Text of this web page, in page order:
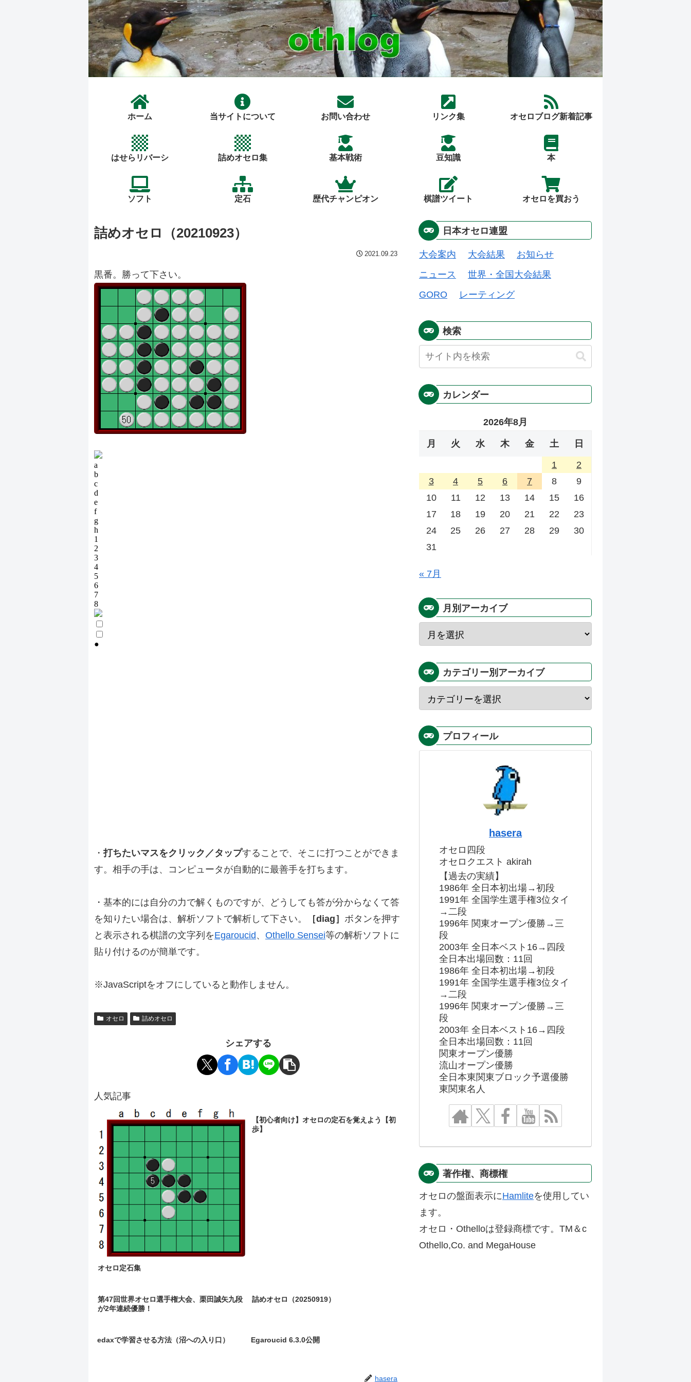
ホーム 当サイトについて お問い合わせ リンク集 オセロブログ新着記事
はせらリバーシ 詰めオセロ集 基本戦術 豆知識 本
ソフト 定石 歴代チャンピオン 棋譜ツイート オセロを買おう
詰めオセロ（20210923）
2021.09.23
黒番。勝って下さい。
・打ちたいマスをクリック／タップすることで、そこに打つことができま
す。相手の手は、コンピュータが自動的に最善手を打ちます。
・基本的には自分の力で解くものですが、どうしても答が分からなくて答
を知りたい場合は、解析ソフトで解析して下さい。
［diag］ ボタンを押す
と表示される棋譜の文字列をEgaroucid、 Othello Sensei等の解析ソフトに
貼り付けるのが簡単です。
※JavaScriptをオフにしていると動作しません。
オセロ 詰めオセロ
シェアする
人気記事
オセロ定石集
【初心者向け】オセロの定石を覚えよう【初
歩】
第47回世界オセロ選手権大会、栗田誠矢九段
が2年連続優勝！
詰めオセロ（20250919）
edaxで学習させる方法（沼への入り口） Egaroucid 6.3.0公開
hasera
日本オセロ連盟
大会案内 大会結果
お知らせ
ニュース
世界・全国大会結果
GORO
レーティング
検索
カレンダー
2026年8月
月 火 水 木 金 土 日
1
2
3
4 5 6 7 8
9
10
11 12 13 14 15
16
17
18 19 20 21 22
23
24
25 26 27 28 29
30
31
« 7月
月別アーカイブ
カテゴリー別アーカイブ
プロフィール
hasera
オセロ四段
オセロクエスト akirah
【過去の実績】
1986年 全日本初出場→初段
1991年 全国学生選手権3位タイ
→二段
1996年 関東オープン優勝→三
段
2003年 全日本ベスト16→四段
全日本出場回数：11回
1986年 全日本初出場→初段
1991年 全国学生選手権3位タイ
→二段
1996年 関東オープン優勝→三
段
2003年 全日本ベスト16→四段
全日本出場回数：11回
関東オープン優勝
流山オープン優勝
全日本東関東ブロック予選優勝
東関東名人
著作権、商標権
オセロの盤面表示にHamliteを使用してい
ます。
オセロ・Othelloは登録商標です。TM＆c
Othello,Co. and MegaHouse